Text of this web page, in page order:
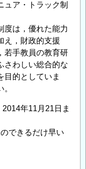
ュア・トラック制
度は，優れた能力
え，財政的支援
若手教員の教育研
さわしい総合的な
目的としていま
2014年11月21日ま
できるだけ早い